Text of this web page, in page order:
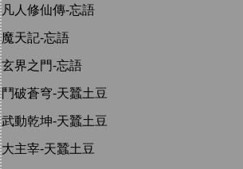
凡人修仙傳-忘語
魔天記-忘語
玄界之門-忘語
鬥破蒼穹-天蠶土豆
武動乾坤-天蠶土豆
大主宰-天蠶土豆